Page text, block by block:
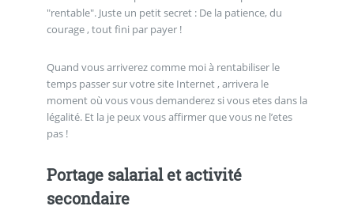
"rentable". Juste un petit secret : De la patience, du
courage , tout fini par payer !
Quand vous arriverez comme moi à rentabiliser le
temps passer sur votre site Internet , arrivera le
moment où vous vous demanderez si vous etes dans la
légalité. Et la je peux vous affirmer que vous ne l’etes
pas !
Portage salarial et activité
secondaire